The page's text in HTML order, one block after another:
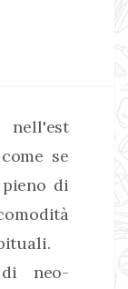
se
di
neo-